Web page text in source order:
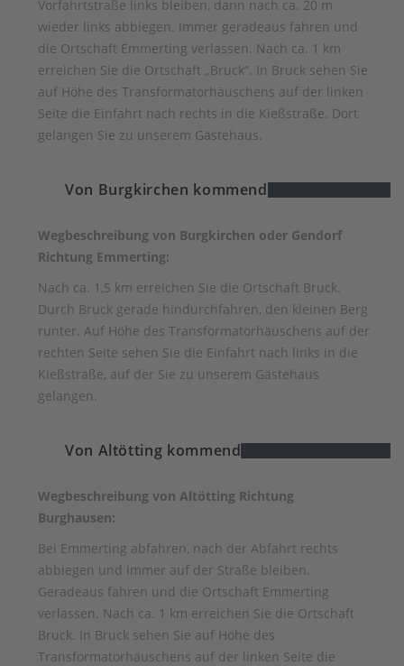
Vorfahrtstraße links bleiben, dann nach ca. 20 m
wieder links abbiegen. Immer geradeaus fahren und
die Ortschaft Emmerting verlassen. Nach ca. 1 km
erreichen Sie die Ortschaft „Bruck“. In Bruck sehen Sie
auf Höhe des Transformatorhäuschens auf der linken
Seite die Einfahrt nach rechts in die Kießstraße. Dort
gelangen Sie zu unserem Gästehaus.
Von Burgkirchen kommend
Wegbeschreibung von Burgkirchen oder Gendorf
Richtung Emmerting:
Nach ca. 1,5 km erreichen Sie die Ortschaft Bruck.
Durch Bruck gerade hindurchfahren, den kleinen Berg
runter. Auf Höhe des Transformatorhäuschens auf der
rechten Seite sehen Sie die Einfahrt nach links in die
Kießstraße, auf der Sie zu unserem Gästehaus
gelangen.
Von Altötting kommend
Wegbeschreibung von Altötting Richtung
Burghausen:
Bei Emmerting abfahren, nach der Abfahrt rechts
abbiegen und immer auf der Straße bleiben.
Geradeaus fahren und die Ortschaft Emmerting
verlassen. Nach ca. 1 km erreichen Sie die Ortschaft
Bruck. In Bruck sehen Sie auf Höhe des
Transformatorhäuschens auf der linken Seite die